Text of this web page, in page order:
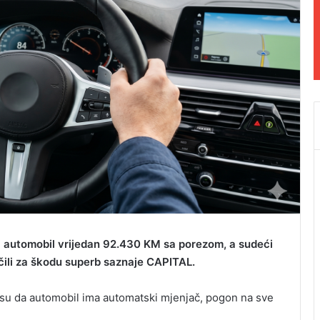
vrijedan 92.430 KM sa porezom, a sudeći
za škodu superb saznaje CAPITAL.
da automobil ima automatski mjenjač, pogon na sve